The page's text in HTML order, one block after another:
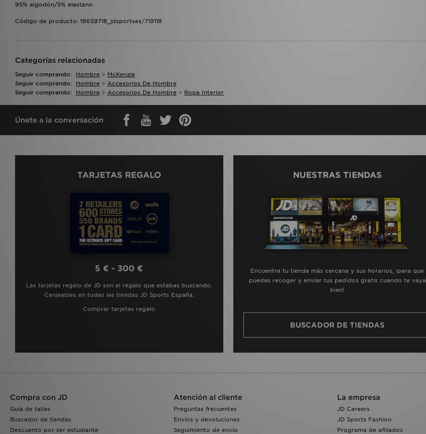
95% algodón/5% elastano
Código de producto: 19659718_jdsportses/719118
Categorías relacionadas
Seguir comprando: Hombre > McKenzie
Seguir comprando:
Hombre > Accesorios De Hombre
Seguir comprando:
Hombre > Accesorios De Hombre > Ropa Interior
Únete a la conversación
TARJETAS REGALO
5 € - 300 €
Las tarjetas regalo de JD son el regalo que estabas buscando.
Canjeables en todas las tiendas JD Sports España.
Comprar tarjetas regalo
NUESTRAS TIENDAS
Encuentra tu tienda más cercana y sus horarios, ¡para que
puedas recoger y enviar tus pedidos gratis cuando te vaya
bien!
BUSCADOR DE TIENDAS
Compra con JD
Guía de tallas
Buscador de tiendas
Descuento por ser estudiante
Atención al cliente
Preguntas frecuentes
Envíos y devoluciones
Seguimiento de envío
La empresa
JD Careers
JD Sports Fashion
Programa de afiliados